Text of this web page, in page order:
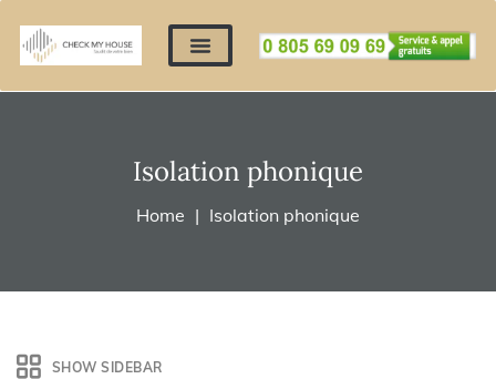
Isolation phonique
Home Isolation phonique
SHOW SIDEBAR